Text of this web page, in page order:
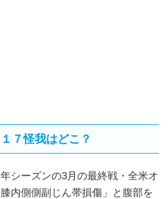
７怪我はどこ？
シーズンの3月の最終戦・全米オ
内側側副じん帯損傷」と腹部を